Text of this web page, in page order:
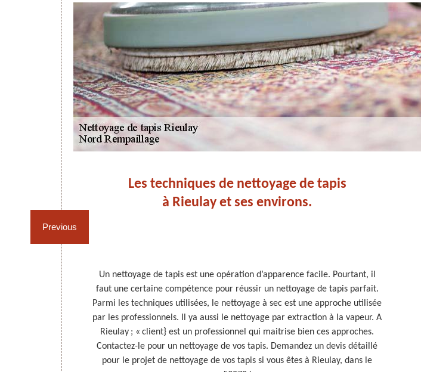
Previous
Les techniques de nettoyage de tapis
à Rieulay et ses environs.
Un nettoyage de tapis est une opération d’apparence facile. Pourtant, il
faut une certaine compétence pour réussir un nettoyage de tapis parfait.
Parmi les techniques utilisées, le nettoyage à sec est une approche utilisée
par les professionnels. Il ya aussi le nettoyage par extraction à la vapeur. A
Rieulay ; « client} est un professionnel qui maitrise bien ces approches.
Contactez-le pour un nettoyage de vos tapis. Demandez un devis détaillé
pour le projet de nettoyage de vos tapis si vous êtes à Rieulay, dans le